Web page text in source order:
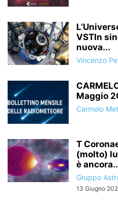
VSTIn
nuova...
Vincenzo
Maggio
Carmelo
T
(molto)
è
Gruppo
13 Giugno